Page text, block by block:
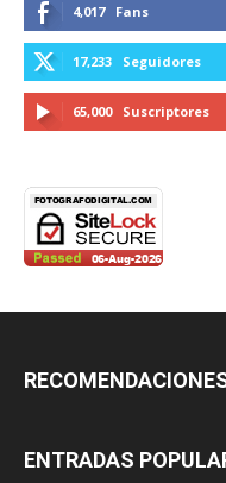
4,017 Fans
17,233 Seguidores
65,000 Suscriptores
ENTRADAS